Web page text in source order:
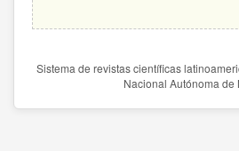
Sistema de revistas científicas
Nacional Autónoma de